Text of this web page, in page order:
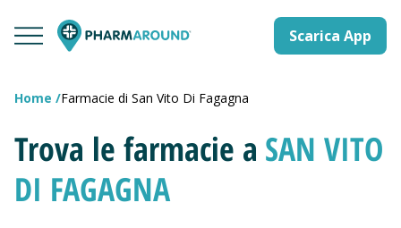
Scarica App
Home Farmacie di San Vito Di Fagagna
Trova le farmacie a SAN VITO
DI FAGAGNA